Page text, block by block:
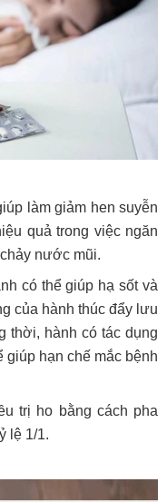
làm giảm hen suyễn
quả trong việc ngăn
nước mũi.
có thể giúp hạ sốt và
của hành thúc đẩy lưu
thời, hành có tác dụng
hạn chế mắc bệnh
trị ho bằng cách pha
lệ 1/1.